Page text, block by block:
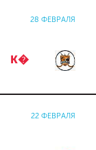
28 ФЕВРАЛЯ
К�
22 ФЕВРАЛЯ